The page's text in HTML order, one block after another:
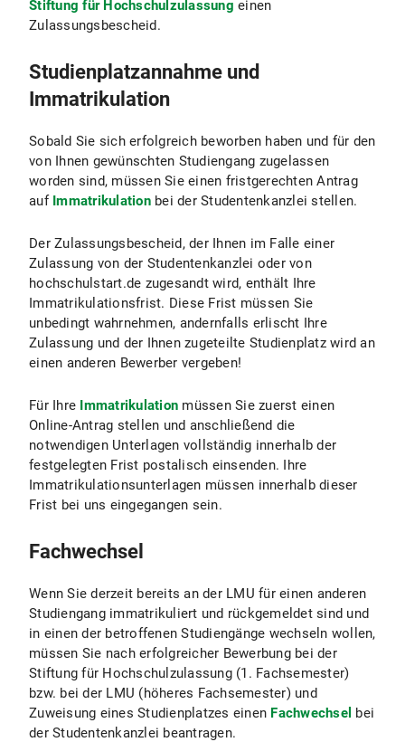
Stiftung für Hochschulzulassung einen
Zulassungsbescheid.
Studienplatzannahme und
Immatrikulation
Sobald Sie sich erfolgreich beworben haben und für den
von Ihnen gewünschten Studiengang zugelassen
worden sind, müssen Sie einen fristgerechten Antrag
auf Immatrikulationbei der Studentenkanzlei stellen.
Der Zulassungsbescheid, der Ihnen im Falle einer
Zulassung von der Studentenkanzlei oder von
hochschulstart.de zugesandt wird, enthält Ihre
Immatrikulationsfrist. Diese Frist müssen Sie
unbedingt wahrnehmen, andernfalls erlischt Ihre
Zulassung und der Ihnen zugeteilte Studienplatz wird an
einen anderen Bewerber vergeben!
Für Ihre Immatrikulation müssen Sie zuerst einen
Online-Antrag stellen und anschließend die
notwendigen Unterlagen vollständig innerhalb der
festgelegten Frist postalisch einsenden. Ihre
Immatrikulationsunterlagen müssen innerhalb dieser
Frist bei uns eingegangen sein.
Fachwechsel
Wenn Sie derzeit bereits an der LMU für einen anderen
Studiengang immatrikuliert und rückgemeldet sind und
in einen der betroffenen Studiengänge wechseln wollen,
müssen Sie nach erfolgreicher Bewerbung bei der
Stiftung für Hochschulzulassung (1. Fachsemester)
bzw. bei der LMU (höheres Fachsemester) und
Zuweisung eines Studienplatzes einen Fachwechsel bei
der Studentenkanzlei beantragen.